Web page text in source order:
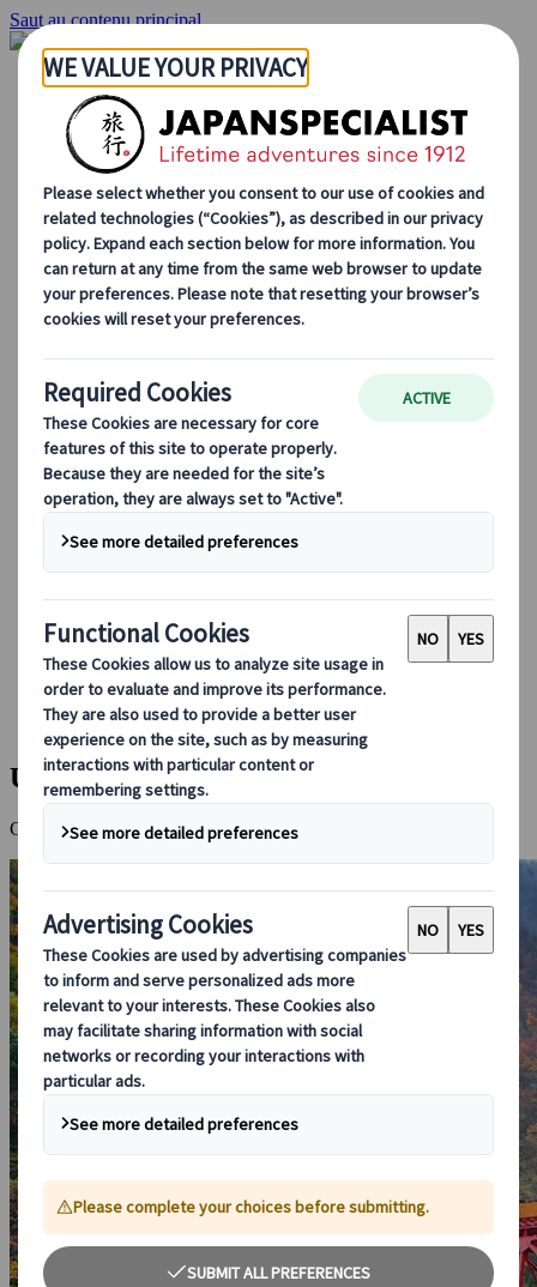
Saut au contenu principal
Accueil
Voyages
Circuits individuels
Circuits en groupe
Circuits autotours
Excursions
Voyages de groupe sur mesure
Japan Rail Pass
Découvrez notre travail
Qui sommes-nous ?
Notre équipe
Rejoignez notre équipe
Le Japon au fil des saisons
Les incontournables du Japon
La culture japonaise
La gastronomie japonaise
Explorer le Japon en train
Questions fréquentes
Informations utiles
Règles du savoir-vivre au Japon
Conduire au Japon
Réserver avec nous
Japan Rail Pass
Hébergement
Consultation en ligne
Japanspecialist
Destinations
Toutes les destinations
Unazuki Onsen
Unazuki Onsen
Charmante station thermale aux portes des gorges de Kurobe.